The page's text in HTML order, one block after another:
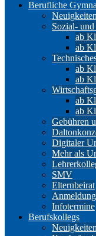
Berufliche
Neuigkeiten
Sozial-
ab
ab
ab
ab
ab
ab
Gebühren
Digitaler
Mehr als
SMV
Elternbeirat
Infotermine
Berufskollegs
Neuigkeiten